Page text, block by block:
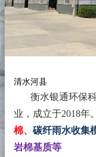
清水河县
衡水银通环保
业，成立于2018年。
棉、 碳纤雨水收集
岩棉基质等